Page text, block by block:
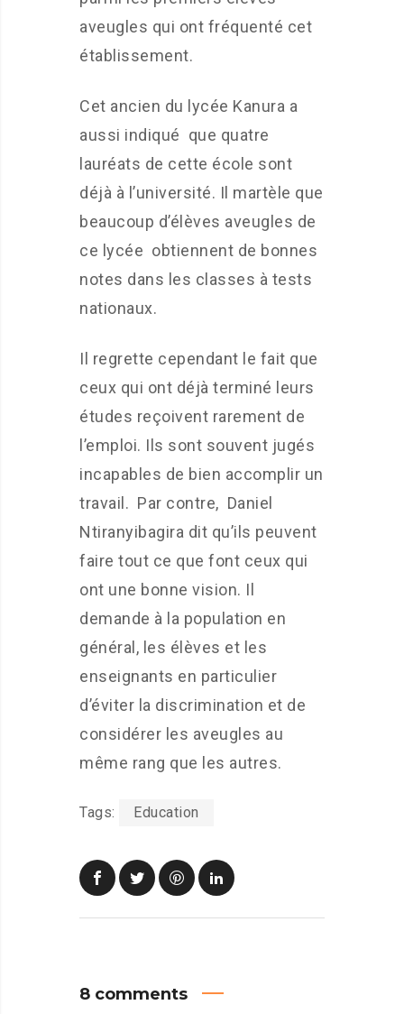
aveugles qui ont fréquenté cet
établissement.
Cet ancien du lycée Kanura a
aussi indiqué que quatre
lauréats de cette école sont
déjà à l’université. Il martèle que
beaucoup d’élèves aveugles de
ce lycée obtiennent de bonnes
notes dans les classes à tests
nationaux.
Il regrette cependant le fait que
ceux qui ont déjà terminé leurs
études reçoivent rarement de
l’emploi. Ils sont souvent jugés
incapables de bien accomplir un
travail. Par contre, Daniel
Ntiranyibagira dit qu’ils peuvent
faire tout ce que font ceux qui
ont une bonne vision. Il
demande à la population en
général, les élèves et les
enseignants en particulier
d’éviter la discrimination et de
considérer les aveugles au
même rang que les autres.
Tags: Education
8 comments